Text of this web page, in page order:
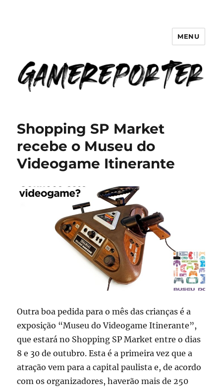
GameReporter | Cultura Gamer
MENU
Shopping SP Market
recebe o Museu do
Videogame Itinerante
Outra boa pedida para o mês das crianças é a
exposição “Museu do Videogame Itinerante”,
que estará no Shopping SP Market entre o dias
8 e 30 de outubro. Esta é a primeira vez que a
atração vem para a capital paulista e, de acordo
com os organizadores, haverão mais de 250